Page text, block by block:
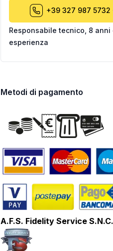
+39 327 987 5732
Responsabile tecnico 8 anni
esperienza
Metodi di pagamento
A.F.S. Fidelity Service S.N.C.